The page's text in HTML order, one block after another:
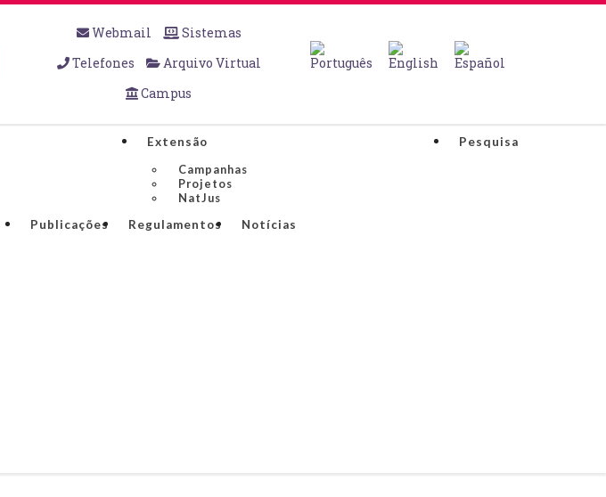
Webmail
Sistemas
Telefones
Arquivo Virtual
Campus
Extensão
Campanhas
Projetos
NatJus
Pesquisa
Publicações Regulamentos Notícias